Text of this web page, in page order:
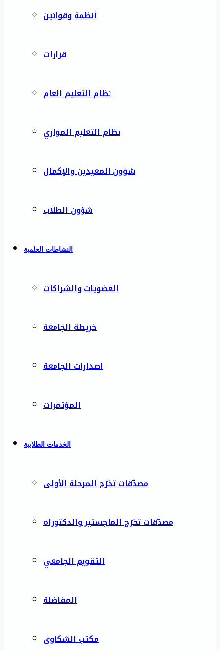
أنظمة وقوانين
قرارات
نظام التعليم العام
نظام التعليم الموازي
شؤون المعيدين والإكمال
شؤون الطلاب
النشاطات العلمية
العضويات والشراكات
خريطة الجامعة
اصدارات الجامعة
المؤتمرات
الخدمات الطلابية
مصدّقات تخرّج المرحلة الأولى
مصدّقات تخرّج الماجستير والدكتوراه
التقويم الجامعي
المفاضلة
مكتب الشكاوى